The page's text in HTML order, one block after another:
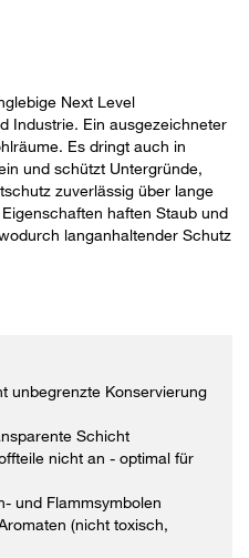
Next Level
Industrie. Ein ausgezeichneter
Es dringt auch in
und schützt Untergründe,
zuverlässig über lange
haften Staub und
langanhaltender Schutz
unbegrenzte Konservierung
Schicht
nicht an - optimal für
und Flammsymbolen
(nicht toxisch,